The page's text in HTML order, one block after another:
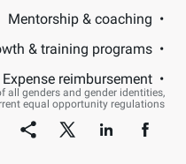
Mentorship & coaching
& training programs
Expense reimbursement
all genders and gender identities,
equal opportunity regulations.